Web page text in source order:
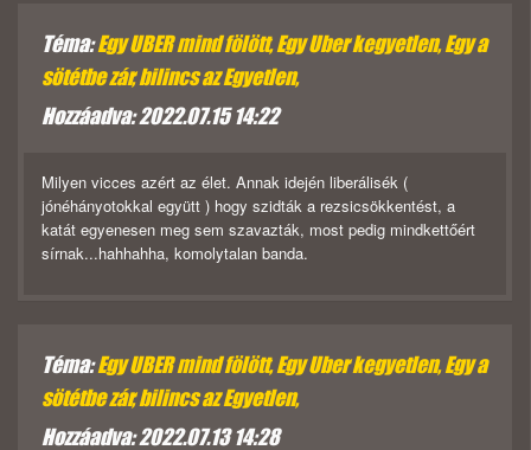
Téma:Egy UBER mind fölött, Egy Uber kegyetlen, Egy a
sötétbe zár, bilincs az Egyetlen,
Hozzáadva: 2022.07.15 14:22
Milyen vicces azért az élet. Annak idején liberálisék (
jónéhányotokkal együtt ) hogy szidták a rezsicsökkentést, a
katát egyenesen meg sem szavazták, most pedig mindkettőért
sírnak...hahhahha, komolytalan banda.
Téma:Egy UBER mind fölött, Egy Uber kegyetlen, Egy a
sötétbe zár, bilincs az Egyetlen,
Hozzáadva: 2022.07.13 14:28